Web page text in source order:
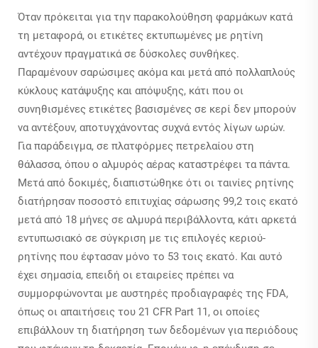
Όταν πρόκειται για την παρακολούθηση φαρμάκων κατά
τη μεταφορά, οι ετικέτες εκτυπωμένες με ρητίνη
αντέχουν πραγματικά σε δύσκολες συνθήκες.
Παραμένουν σαρώσιμες ακόμα και μετά από πολλαπλούς
κύκλους κατάψυξης και απόψυξης, κάτι που οι
συνηθισμένες ετικέτες βασισμένες σε κερί δεν μπορούν
να αντέξουν, αποτυγχάνοντας συχνά εντός λίγων ωρών.
Για παράδειγμα, σε πλατφόρμες πετρελαίου στη
θάλασσα, όπου ο αλμυρός αέρας καταστρέφει τα πάντα.
Μετά από δοκιμές, διαπιστώθηκε ότι οι ταινίες ρητίνης
διατήρησαν ποσοστό επιτυχίας σάρωσης 99,2 τοις εκατό
μετά από 18 μήνες σε αλμυρά περιβάλλοντα, κάτι αρκετά
εντυπωσιακό σε σύγκριση με τις επιλογές κεριού-
ρητίνης που έφτασαν μόνο το 53 τοις εκατό. Και αυτό
έχει σημασία, επειδή οι εταιρείες πρέπει να
συμμορφώνονται με αυστηρές προδιαγραφές της FDA,
όπως οι απαιτήσεις του 21 CFR Part 11, οι οποίες
επιβάλλουν τη διατήρηση των δεδομένων για περιόδους